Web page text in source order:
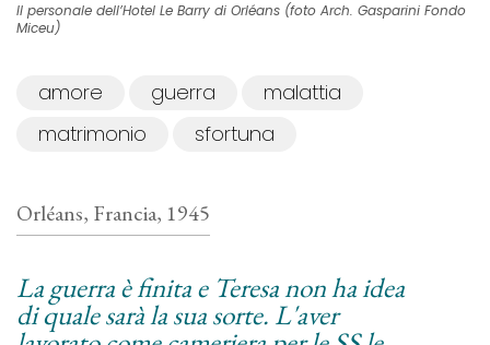
Il personale dell’Hotel Le Barry di Orléans (foto Arch. Gasparini Fondo
Miceu)
amore guerra
malattia
matrimonio
sfortuna
Orléans, Francia, 1945
La guerra è finita e Teresa non ha idea
di quale sarà la sua sorte. L'aver